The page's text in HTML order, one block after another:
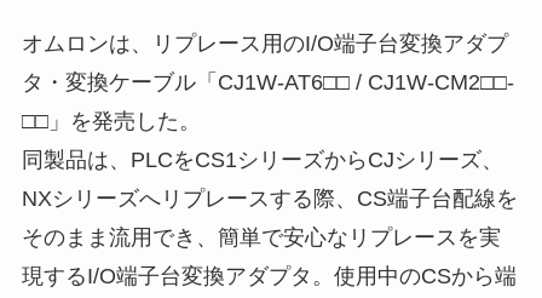
オムロンは、リプレース用のI/O端子台変換アダプ
タ・変換ケーブル「CJ1W-AT6□□ / CJ1W-CM2□□-
□□」を発売した。
同製品は、PLCをCS1シリーズからCJシリーズ、
NXシリーズへリプレースする際、CS端子台配線を
そのまま流用でき、簡単で安心なリプレースを実
現するI/O端子台変換アダプタ。使用中のCSから端